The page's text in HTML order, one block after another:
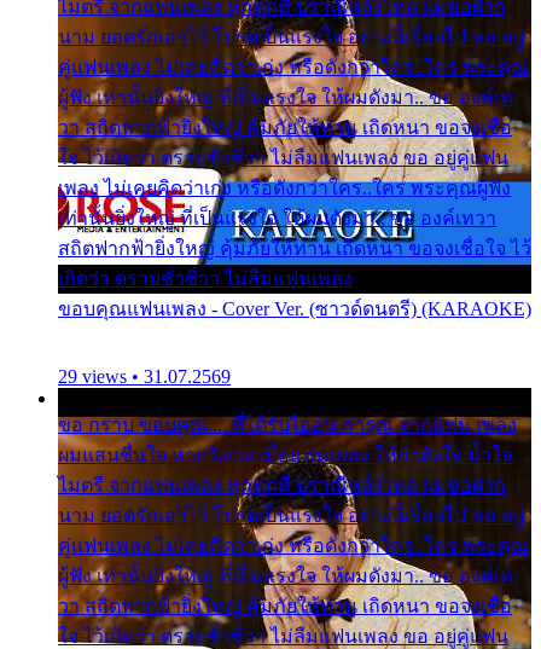
ไมตรี จากแฟนเพลง ทุกทุกที่ ปราณีหลั่งไหล ผมขอฝาก
นาม ยอดรักเอาไว้ โปรดเป็นแรงใจ อย่างนี้เรื่อยไป ขอ อยู่
คู่แฟนเพลง ไม่เคยคิดว่าเก่ง หรือดังกว่าใคร..ใคร พระคุณ
ผู้ฟัง เท่านั้นยิ่งใหญ่ ที่เป็นแรงใจ ให้ผมดังมา.. ขอ องค์เท
วา สถิตฟากฟ้ายิ่งใหญ่ คุ้มภัยให้ท่าน เถิดหนา ขอจงเชื่อ
ใจ ไว้เถิดว่า ตราบชั่วชีวา ไม่ลืมแฟนเพลง ขอ อยู่คู่แฟน
เพลง ไม่เคยคิดว่าเก่ง หรือดังกว่าใคร..ใคร พระคุณผู้ฟัง
เท่านั้นยิ่งใหญ่ ที่เป็นแรงใจ ให้ผมดังมา.. ขอ องค์เทวา
สถิตฟากฟ้ายิ่งใหญ่ คุ้มภัยให้ท่าน เถิดหนา ขอจงเชื่อใจ ไว้
เถิดว่า ตราบชั่วชีวา ไม่ลืมแฟนเพลง
ขอบคุณแฟนเพลง - Cover Ver. (ซาวด์ดนตรี) (KARAOKE)
29 views • 31.07.2569
ขอ กราบ ขอบคุณ.... ที่ได้รับไออุ่น การุณ จากแฟน เพลง
ผมแสนชื่นใจ หายวังเวง เมื่อแฟนเพลง ให้กำลังใจ น้ำใจ
ไมตรี จากแฟนเพลง ทุกทุกที่ ปราณีหลั่งไหล ผมขอฝาก
นาม ยอดรักเอาไว้ โปรดเป็นแรงใจ อย่างนี้เรื่อยไป ขอ อยู่
คู่แฟนเพลง ไม่เคยคิดว่าเก่ง หรือดังกว่าใคร..ใคร พระคุณ
ผู้ฟัง เท่านั้นยิ่งใหญ่ ที่เป็นแรงใจ ให้ผมดังมา.. ขอ องค์เท
วา สถิตฟากฟ้ายิ่งใหญ่ คุ้มภัยให้ท่าน เถิดหนา ขอจงเชื่อ
ใจ ไว้เถิดว่า ตราบชั่วชีวา ไม่ลืมแฟนเพลง ขอ อยู่คู่แฟน